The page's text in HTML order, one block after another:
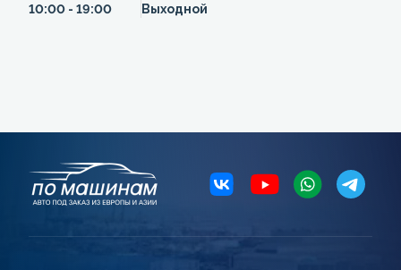
10:00 - 19:00
Выходной